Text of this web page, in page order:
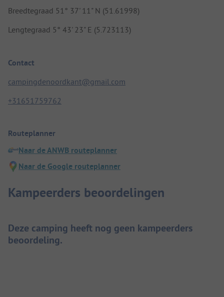
Breedtegraad 51° 37' 11" N (51.61998)
Lengtegraad 5° 43' 23" E (5.723113)
Contact
campingdenoordkant@gmail.com
+31651759762
Routeplanner
Naar de ANWB routeplanner
Naar de Google routeplanner
Kampeerders beoordelingen
Deze camping heeft nog geen kampeerders
beoordeling.